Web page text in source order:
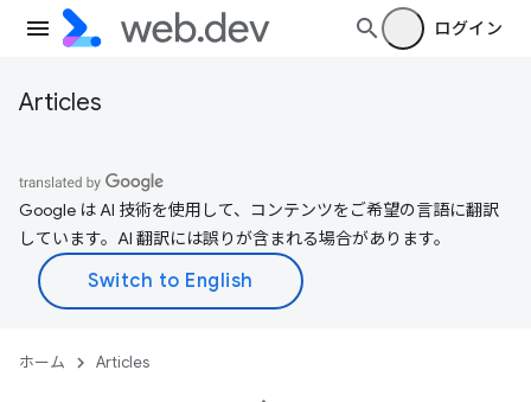
ログイン
Articles
Google は AI 技術を使用して、コンテンツをご希望の言語に翻訳
しています。AI 翻訳には誤りが含まれる場合があります。
ホーム Articles